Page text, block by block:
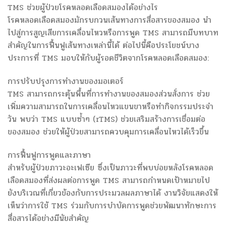
TMS ช่วยผู้ป่วยโรคหลอดเลือดสมองได้อย่างไร
โรคหลอดเลือดสมองมักรบกวนเส้นทางการสื่อสารของสมอง นำ
ไปสู่การสูญเสียการเคลื่อนไหวหรือการพูด TMS สามารถมีบทบาท
สำคัญในการฟื้นฟูเส้นทางเหล่านี้ได้ ต่อไปนี้คือประโยชน์บาง
ประการที่ TMS มอบให้กับผู้รอดชีวิตจากโรคหลอดเลือดสมอง:
การปรับปรุงการทำงานของมอเตอร์
TMS สามารถกระตุ้นพื้นที่การทำงานของสมองส่วนสั่งการ ช่วย
เพิ่มความสามารถในการเคลื่อนไหวแขนขาหรือทำกิจกรรมประจำ
วัน พบว่า TMS แบบซ้ำๆ (rTMS) ช่วยเสริมสร้างการเชื่อมต่อ
ของสมอง ช่วยให้ผู้ป่วยสามารถควบคุมการเคลื่อนไหวได้เร็วขึ้น
การฟื้นฟูการพูดและภาษา
สำหรับผู้ป่วยภาวะอะเฟเซีย ซึ่งเป็นภาวะที่พบบ่อยหลังโรคหลอด
เลือดสมองที่ส่งผลต่อการพูด TMS สามารถกำหนดเป้าหมายไป
ยังบริเวณที่เกี่ยวข้องกับการประมวลผลภาษาได้ งานวิจัยแสดงให้
เห็นว่าการใช้ TMS ร่วมกับการบำบัดการพูดช่วยพัฒนาทักษะการ
สื่อสารได้อย่างมีนัยสำคัญ